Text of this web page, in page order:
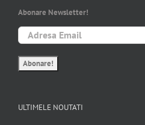
Abonare Newsletter!
ULTIMELE NOUTATI